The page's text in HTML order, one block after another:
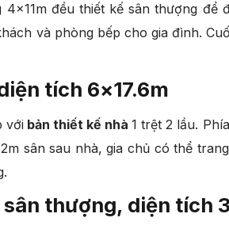
đều thiết kế sân thượng
và phòng bếp cho gia đình.
tích 6×17.6m
với bản thiết kế nhà1 trệt 2 lầu.
sân sau nhà, gia chủ có thể
thượng, diện tích